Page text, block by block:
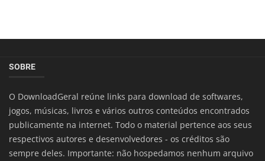
SOBRE
O DownloadGeral reúne links para download de softwares,
jogos, músicas, livros e vários outros conteúdos encontrados
publicamente na internet. Todo o material pertence aos seus
respectivos autores e desenvolvedores - os créditos são
sempre deles. Importante: não hospedamos nenhum arquivo